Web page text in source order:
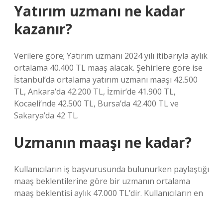
Yatırım uzmanı ne kadar
kazanır?
Verilere göre; Yatırım uzmanı 2024 yılı itibarıyla aylık
ortalama 40.400 TL maaş alacak. Şehirlere göre ise
İstanbul’da ortalama yatırım uzmanı maaşı 42.500
TL, Ankara’da 42.200 TL, İzmir’de 41.900 TL,
Kocaeli’nde 42.500 TL, Bursa’da 42.400 TL ve
Sakarya’da 42 TL.
Uzmanın maaşı ne kadar?
Kullanıcıların iş başvurusunda bulunurken paylaştığı
maaş beklentilerine göre bir uzmanın ortalama
maaş beklentisi aylık 47.000 TL’dir. Kullanıcıların en